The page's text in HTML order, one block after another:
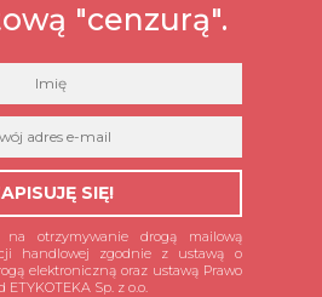
"cenzurą".
na otrzymywanie drogą mailową
handlowej zgodnie z ustawą o
elektroniczną oraz ustawą Prawo
Sp. z o.o.